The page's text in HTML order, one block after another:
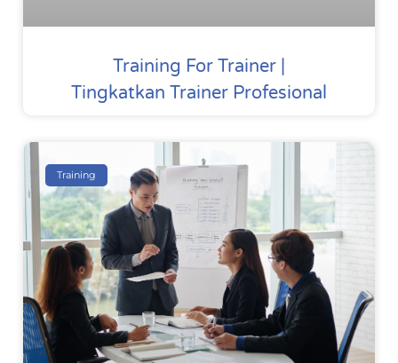
Training For Trainer |
Tingkatkan Trainer Profesional
Training